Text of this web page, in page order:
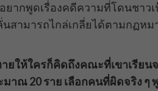
ยากพูดเรื่องคดีความที่โดนชาว
สามารถไกล่เกลี่ยได้ตามกฏหม
ยให้ใครก็คิดถึงคณะที่เขาเรียน
ณ 20 ราย เลือกคนที่ผิดจริง ๆ